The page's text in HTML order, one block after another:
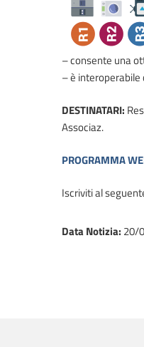
– consente una
– è interoperabile
DESTINATARI:
Associaz.
PROGRAMMA
Iscriviti al
Data Notizia: 20/